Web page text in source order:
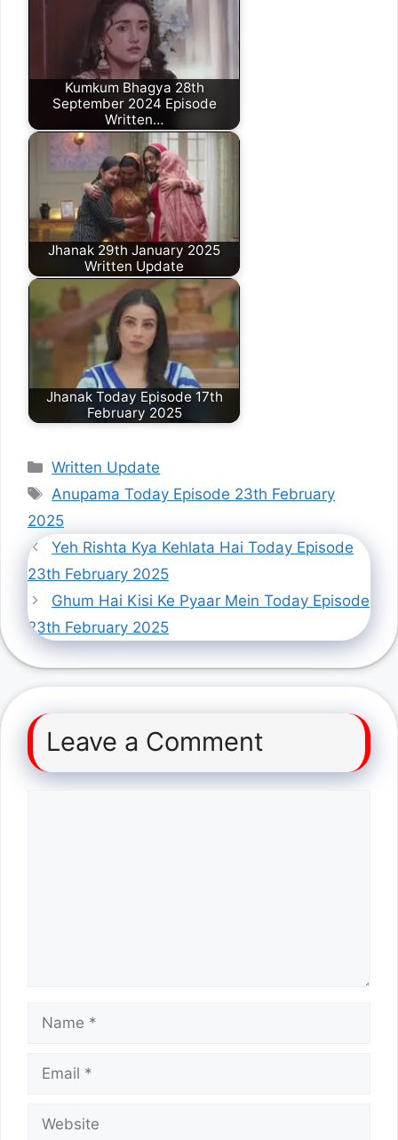
Kumkum Bhagya 28th
September 2024 Episode
Written…
Jhanak 29th January 2025
Written Update
Jhanak Today Episode 17th
February 2025
Categories
Written Update
Tags
Anupama Today Episode 23th February
2025
Yeh Rishta Kya Kehlata Hai Today Episode
23th February 2025
Ghum Hai Kisi Ke Pyaar Mein Today Episode
23th February 2025
Leave a Comment